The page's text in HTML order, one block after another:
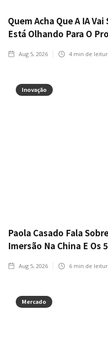
Quem Acha Que A IA
Está Olhando Para O
Aug 5, 2026 4 min de
Inovação
Paola Casado Fala
Imersão Na China E Os
Aug 5, 2026 6 min de
Mercado